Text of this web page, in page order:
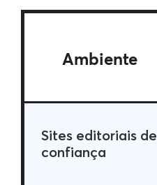
Ambiente
Sites editoriais de
confiança